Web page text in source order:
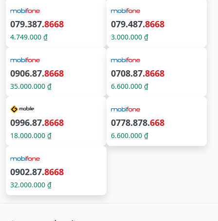
079.387.8668
4.749.000 ₫
079.487.8668
3.000.000 ₫
0906.87.8668
35.000.000 ₫
0708.87.8668
6.600.000 ₫
0996.87.8668
18.000.000 ₫
0778.878.668
6.600.000 ₫
0902.87.8668
32.000.000 ₫